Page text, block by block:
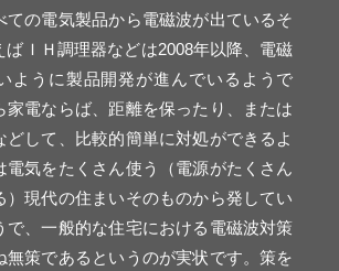
ての電気製品から電磁波が出ているそ
ばＩＨ調理器などは2008年以降、電磁
ように製品開発が進んでいるようで
家電ならば、距離を保ったり、または
どして、比較的簡単に対処ができるよ
電気をたくさん使う（電源がたくさん
）現代の住まいそのものから発してい
で、一般的な住宅における電磁波対策
無策であるというのが実状です。策を